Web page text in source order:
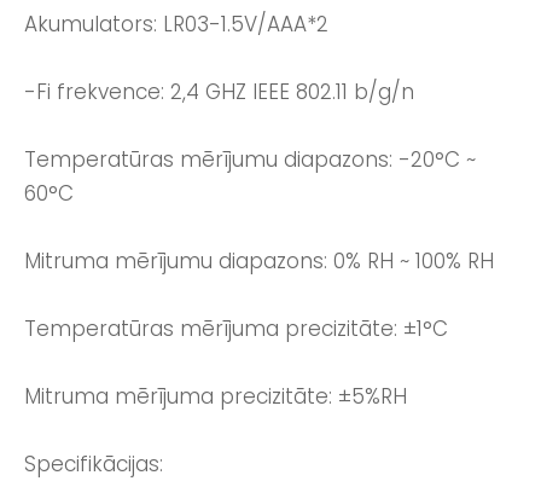
Akumulators: LR03-1.5V/AAA*2
-Fi frekvence: 2,4 GHZ IEEE 802.11 b/g/n
Temperatūras mērījumu diapazons: -20°C ~
60°C
Mitruma mērījumu diapazons: 0% RH ~ 100% RH
Temperatūras mērījuma precizitāte: ±1°C
Mitruma mērījuma precizitāte: ±5%RH
Specifikācijas: